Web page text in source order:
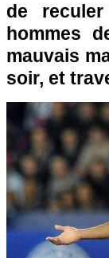
de
hommes
mauvais
soir, et